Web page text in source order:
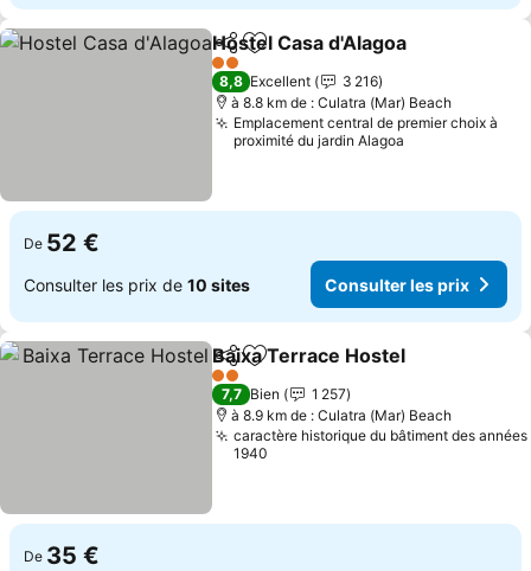
PartagerAjouter à mes favoris
Hostel Casa d'Alagoa
2 Étoiles
8,8 Excellent
3 216
à 8.8 km de : Culatra (Mar) Beach
Emplacement central de premier choix à
proximité du jardin Alagoa
De 52 €
Consulter les prix de 10 sites Consulter les prix
PartagerAjouter à mes favoris
Baixa Terrace Hostel
2 Étoiles
7,7 Bien
1 257
à 8.9 km de : Culatra (Mar) Beach
caractère historique du bâtiment des années
1940
De 35 €